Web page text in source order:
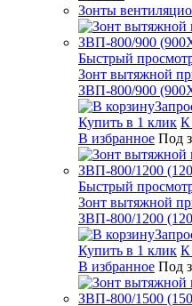
Зонты
Быстрый
Зонт вытяжной
ЗВП-800/900
Купить в 1 клик К
В избранное Под
Быстрый
Зонт вытяжной
ЗВП-800/1200
Купить в 1 клик К
В избранное Под